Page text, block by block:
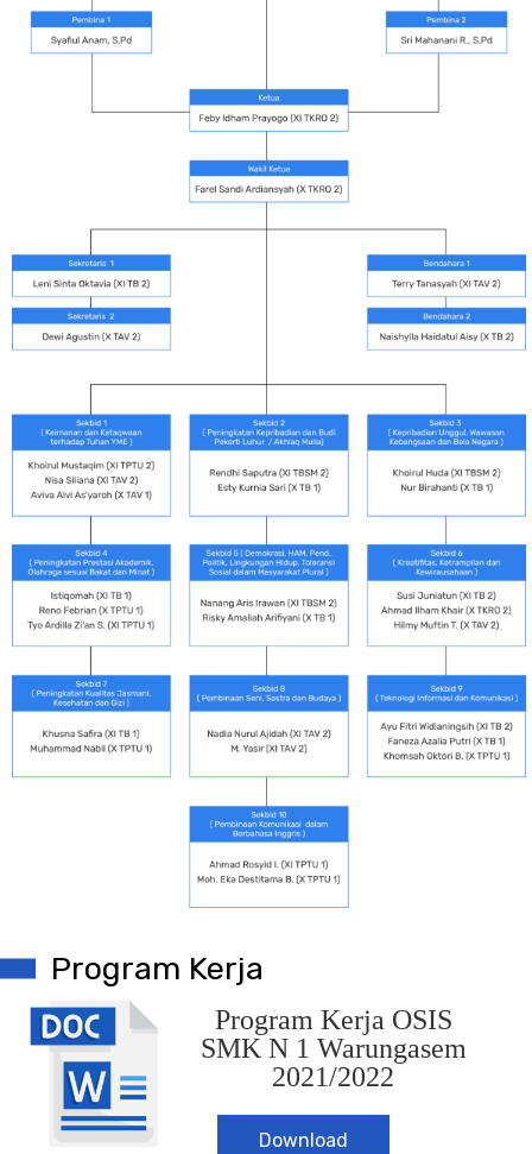
Program Kerja
Program Kerja OSIS
SMK N 1 Warungasem
2021/2022
Download